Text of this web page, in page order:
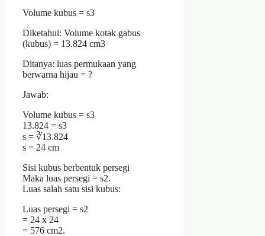
Volume kubus = s3
Diketahui: Volume kotak gabus
(kubus) = 13.824 cm3
Ditanya: luas permukaan yang
berwarna hijau = ?
Jawab:
Volume kubus = s3
13.824 = s3
s = ∛13.824
s = 24 cm
Sisi kubus berbentuk persegi
Maka luas persegi = s2.
Luas salah satu sisi kubus:
Luas persegi = s2
= 24 x 24
= 576 cm2.